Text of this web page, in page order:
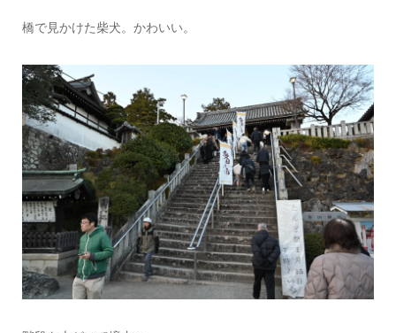
橋で見かけた柴犬。かわいい。